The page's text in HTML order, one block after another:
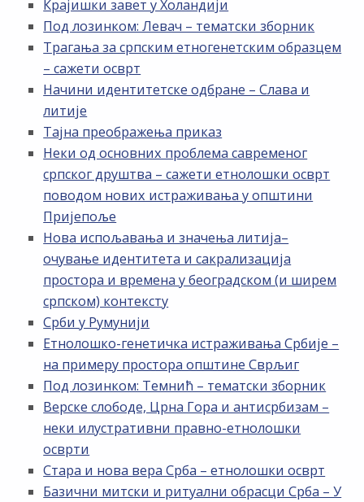
Крајишки завет у Холандији
Под лозинком: Левач – тематски зборник
Трагања за српским етногенетским образцем
– сажети осврт
Начини идентитетске одбране – Слава и
литије
Тајна преображења приказ
Неки од основних проблема савременог
српског друштва – сажети етнолошки осврт
поводом нових истраживања у општини
Пријепоље
Нова испољавања и значења литија–
очување идентитета и сакрализација
простора и времена у београдском (и ширем
српском) контексту
Срби у Румунији
Етнолошко-генетичка истраживања Србије –
на примеру простора општине Сврљиг
Под лозинком: Темнић – тематски зборник
Верске слободе, Црна Гора и антисрбизам –
неки илустративни правно-етнолошки
осврти
Стара и нова вера Срба – етнолошки осврт
Базични митски и ритуални обрасци Срба – У